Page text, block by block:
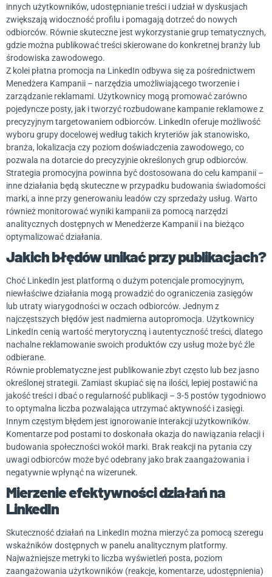
innych użytkowników, udostępnianie treści i udział w dyskusjach
zwiększają widoczność profilu i pomagają dotrzeć do nowych
odbiorców. Równie skuteczne jest wykorzystanie grup tematycznych,
gdzie można publikować treści skierowane do konkretnej branży lub
środowiska zawodowego.
Z kolei płatna promocja na LinkedIn odbywa się za pośrednictwem
Menedżera Kampanii – narzędzia umożliwiającego tworzenie i
zarządzanie reklamami. Użytkownicy mogą promować zarówno
pojedyncze posty, jak i tworzyć rozbudowane kampanie reklamowe z
precyzyjnym targetowaniem odbiorców. LinkedIn oferuje możliwość
wyboru grupy docelowej według takich kryteriów jak stanowisko,
branża, lokalizacja czy poziom doświadczenia zawodowego, co
pozwala na dotarcie do precyzyjnie określonych grup odbiorców.
Strategia promocyjna powinna być dostosowana do celu kampanii –
inne działania będą skuteczne w przypadku budowania świadomości
marki, a inne przy generowaniu leadów czy sprzedaży usług. Warto
również monitorować wyniki kampanii za pomocą narzędzi
analitycznych dostępnych w Menedżerze Kampanii i na bieżąco
optymalizować działania.
Jakich błędów unikać przy publikacjach?
Choć LinkedIn jest platformą o dużym potencjale promocyjnym,
niewłaściwe działania mogą prowadzić do ograniczenia zasięgów
lub utraty wiarygodności w oczach odbiorców. Jednym z
najczęstszych błędów jest nadmierna autopromocja. Użytkownicy
LinkedIn cenią wartość merytoryczną i autentyczność treści, dlatego
nachalne reklamowanie swoich produktów czy usług może być źle
odbierane.
Równie problematyczne jest publikowanie zbyt często lub bez jasno
określonej strategii. Zamiast skupiać się na ilości, lepiej postawić na
jakość treści i dbać o regularność publikacji – 3-5 postów tygodniowo
to optymalna liczba pozwalająca utrzymać aktywność i zasięgi.
Innym częstym błędem jest ignorowanie interakcji użytkowników.
Komentarze pod postami to doskonała okazja do nawiązania relacji i
budowania społeczności wokół marki. Brak reakcji na pytania czy
uwagi odbiorców może być odebrany jako brak zaangażowania i
negatywnie wpłynąć na wizerunek.
Mierzenie efektywności działań na
LinkedIn
Skuteczność działań na LinkedIn można mierzyć za pomocą szeregu
wskaźników dostępnych w panelu analitycznym platformy.
Najważniejsze metryki to liczba wyświetleń posta, poziom
zaangażowania użytkowników (reakcje, komentarze, udostępnienia)